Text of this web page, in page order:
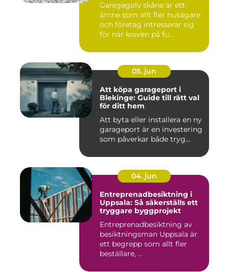
Garagegolv skåne är ett
ämne som allt fler husägare
och företag intresserar sig
för när kraven på fu...
05. jun
Att köpa garageport i
Blekinge: Guide till rätt val
för ditt hem
Att byta eller installera en ny
garageport är en investering
som påverkar både tryg...
04. jun
Entreprenadbesiktning i
Uppsala: Så säkerställs ett
tryggare byggprojekt
Entreprenadbesiktning av
besiktningsman Uppsala är
ett begrepp som allt fler
beställare, ...